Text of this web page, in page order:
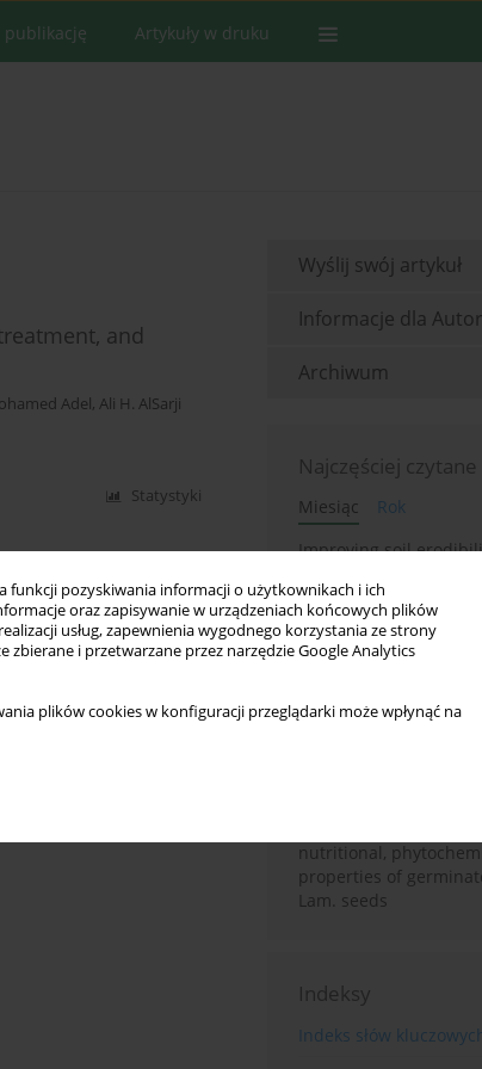
funkcji pozyskiwania informacji o użytkownikach i ich
oraz zapisywanie w urządzeniach końcowych plików
usług, zapewnienia wygodnego korzystania ze strony
zbierane i przetwarzane przez narzędzie Google Analytics
plików cookies w konfiguracji przeglądarki może wpłynąć na
publikację Artykuły w druku
and
Adel, Ali H. AlSarji
Statystyki
Wyślij swój artykuł
Informacje dla
Archiwum
Najczęściej czytane
Miesiąc
Rok
Improving soil
a plasticity-based K
Mediterranean basin:
northern Morocco
Deep Learning
Prediction:
Memory Neural
Capturing Extreme
Ouergha Basin,
Comparative
priming strategies for
nutritional,
properties of
Lam. seeds
Indeksy
Indeks słów